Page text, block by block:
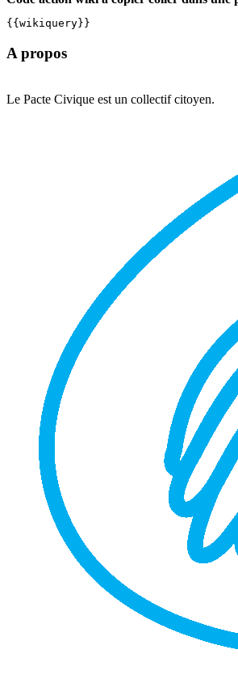
{{wikiquery}}
A propos
Le Pacte Civique est un collectif citoyen.